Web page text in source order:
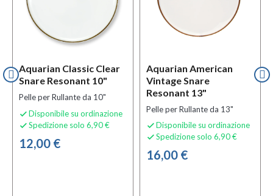
Aquarian Classic Clear
Snare Resonant 10"
Pelle per Rullante da 10"
 Disponibile su ordinazione
 Spedizione solo 6,90 €
12,00 €
Aquarian American
Vintage Snare
Resonant 13"
Pelle per Rullante da 13"
 Disponibile su ordinazione
 Spedizione solo 6,90 €
16,00 €